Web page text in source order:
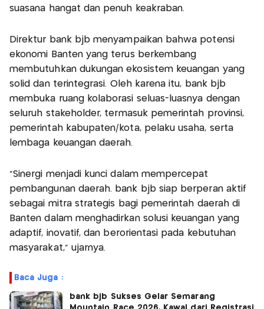
suasana hangat dan penuh keakraban.
Direktur bank bjb menyampaikan bahwa potensi
ekonomi Banten yang terus berkembang
membutuhkan dukungan ekosistem keuangan yang
solid dan terintegrasi. Oleh karena itu, bank bjb
membuka ruang kolaborasi seluas-luasnya dengan
seluruh stakeholder, termasuk pemerintah provinsi,
pemerintah kabupaten/kota, pelaku usaha, serta
lembaga keuangan daerah.
“Sinergi menjadi kunci dalam mempercepat
pembangunan daerah. bank bjb siap berperan aktif
sebagai mitra strategis bagi pemerintah daerah di
Banten dalam menghadirkan solusi keuangan yang
adaptif, inovatif, dan berorientasi pada kebutuhan
masyarakat,” ujarnya.
Baca Juga :
bank bjb Sukses Gelar Semarang